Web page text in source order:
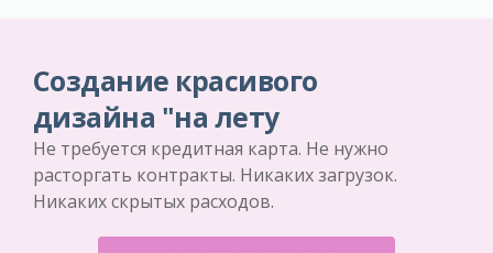
Создание красивого
дизайна "на лету
Не требуется кредитная карта. Не нужно
расторгать контракты. Никаких загрузок.
Никаких скрытых расходов.